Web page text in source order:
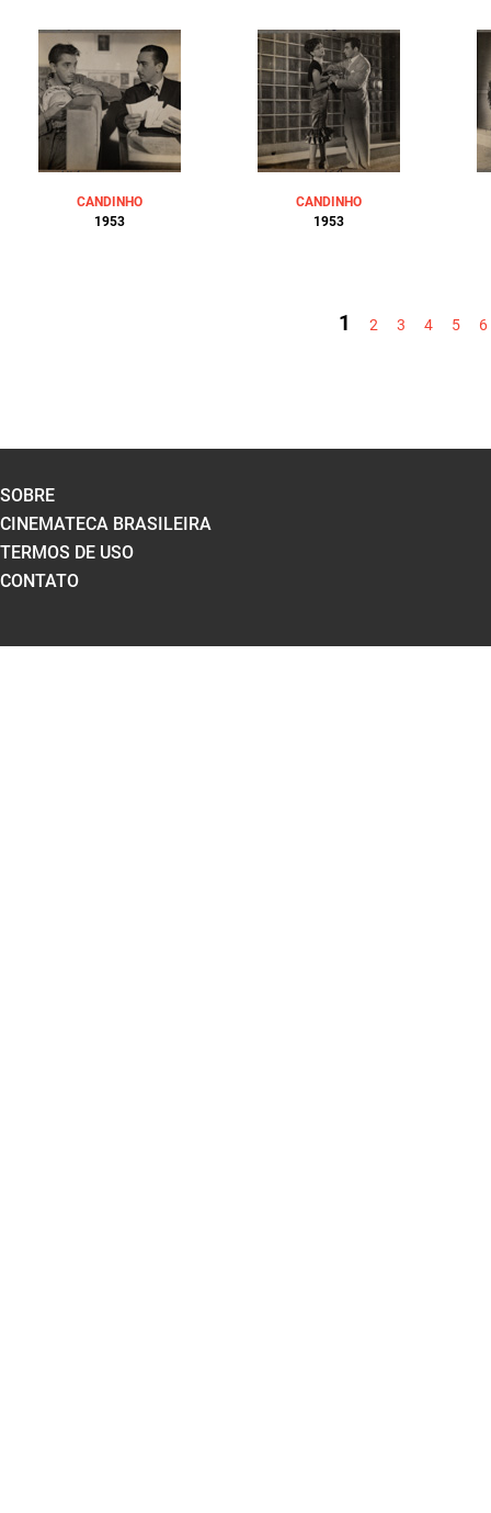
CANDINHO
1953
CANDINHO
1953
1 2 3 4 5 6
SOBRE
CINEMATECA BRASILEIRA
TERMOS DE USO
CONTATO